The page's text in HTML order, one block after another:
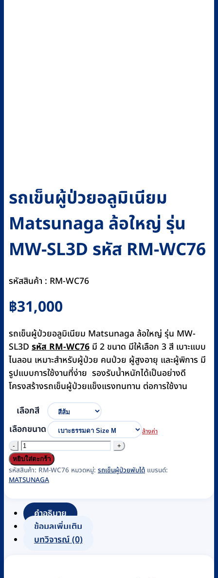
รถเข็นผู้ป่วยอลูมิเนียม
Matsunaga ล้อใหญ่ รุ่น
MW-SL3D รหัส RM-WC76
รหัสสินค้า : RM-WC76
฿31,000
รถเข็นผู้ป่วยอลูมิเนียม Matsunaga ล้อใหญ่ รุ่น MW-
SL3D รหัส RM-WC76 มี 2 ขนาด มีให้เลือก 3 สี เบาะแบบ
ไนลอน เหมาะสำหรับผู้ป่วย คนป่วย ผู้สูงอายุ และผู้พิการ มี
รูปแบบการใช้งานที่ง่าย รองรับน้ำหนักได้เป็นอย่างดี
โครงสร้างรถเข็นผู้ป่วยแข็งแรงทนทาน ต่อการใช้งาน
เลือกสี
เลือกขนาด
ล้างค่า
จำนวน
รถ
เข็น
ผู้
อลู
มิ
เนียม
หยิบใส่ตะกร้า
รหัสสินค้า: RM-WC76 หมวดหมู่: รถเข็นผู้ป่วยพับได้ แบรนด์:
MATSUNAGA
คำอธิบาย
ข้อมูลเพิ่มเติม
บทวิจารณ์ (0)